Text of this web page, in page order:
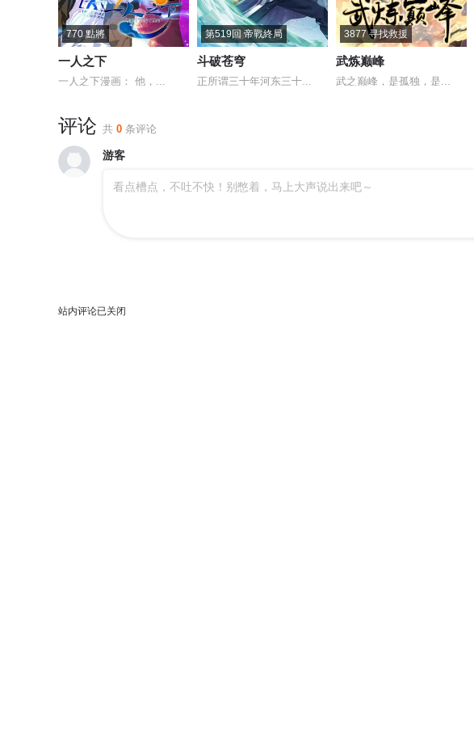
770 點將
一人之下
一人之下漫画： 他，...
第519回 帝戰終局
斗破苍穹
正所谓三十年河东三十...
3877 寻找救援
武炼巅峰
武之巅峰，是孤独，是...
评论 共 0 条评论
游客
看点槽点，不吐不快！别憋着，马上大声说出来吧～
站内评论已关闭